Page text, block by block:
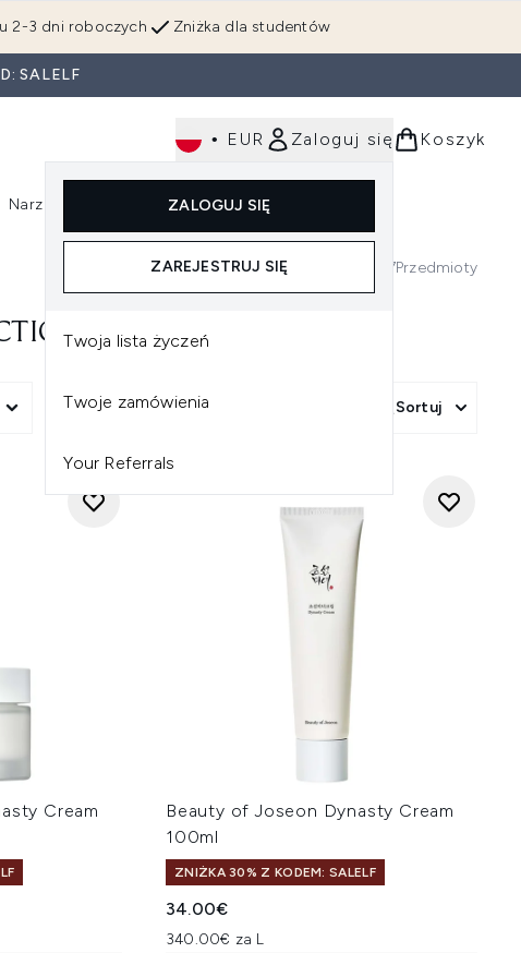
Zniżka dla studentów
2-3 dni roboczych
SALELF
• EUR Zaloguj się
ZALOGUJ SIĘ
ZAREJESTRUJ SIĘ
Twoja lista życzeń
Twoje zamówienia
Your Referrals
Koszyk
Wejdź do podmenu (Makijaż) Wejdź do podmenu (Włosy)
Narzędzia
Wejdź do podmenu (Narzędzia)
Dla mężczyzn
7Przedmioty
Sortuj
Cream
Beauty of Joseon Dynasty Cream
100ml
ZNIŻKA 30% Z KODEM: SALELF
34.00€
340.00€ za L